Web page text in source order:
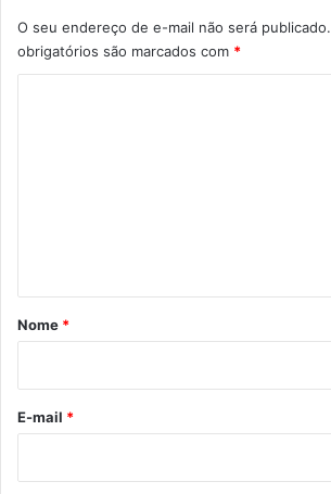
O seu endereço de e-mail não será publicado.
obrigatórios são marcados com *
r
*
Nome *
E-mail *